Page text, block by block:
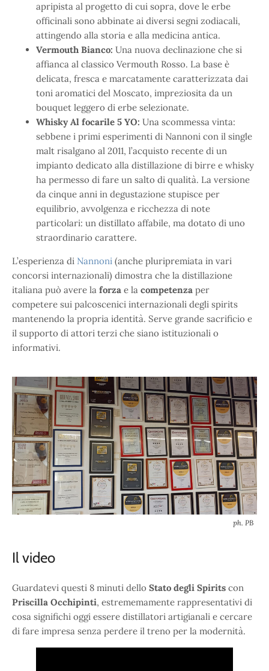
apripista al progetto di cui sopra, dove le erbe
officinali sono abbinate ai diversi segni zodiacali,
attingendo alla storia e alla medicina antica.
Vermouth Bianco: Una nuova declinazione che si
affianca al classico Vermouth Rosso. La base è
delicata, fresca e marcatamente caratterizzata dai
toni aromatici del Moscato, impreziosita da un
bouquet leggero di erbe selezionate.
Whisky Al focarile 5 YO: Una scommessa vinta:
sebbene i primi esperimenti di Nannoni con il single
malt risalgano al 2011, l’acquisto recente di un
impianto dedicato alla distillazione di birre e whisky
ha permesso di fare un salto di qualità. La versione
da cinque anni in degustazione stupisce per
equilibrio, avvolgenza e ricchezza di note
particolari: un distillato affabile, ma dotato di uno
straordinario carattere.
L’esperienza di Nannoni (anche pluripremiata in vari
concorsi internazionali) dimostra che la distillazione
italiana può avere la forza e la competenza per
competere sui palcoscenici internazionali degli spirits
mantenendo la propria identità. Serve grande sacrificio e
il supporto di attori terzi che siano istituzionali o
informativi.
ph. PB
Il video
Guardatevi questi 8 minuti dello Stato degli Spirits con
Priscilla Occhipinti, estrememamente rappresentativi di
cosa significhi oggi essere distillatori artigianali e cercare
di fare impresa senza perdere il treno per la modernità.